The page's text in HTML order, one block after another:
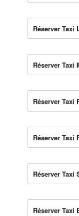
Réserver Taxi
Réserver Taxi
Réserver Taxi
Réserver Taxi
Réserver Taxi
Réserver Taxi